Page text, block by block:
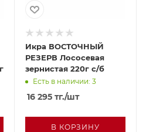
Икра ВОСТОЧНЫЙ
РЕЗЕРВ Лососевая
зернистая 220г с/б
Есть в наличии: 3
16 295 тг./шт
В КОРЗИНУ